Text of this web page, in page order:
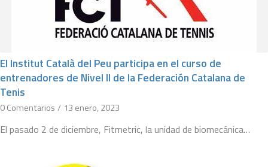
El Institut Català del Peu participa en el curso de
entrenadores de Nivel II de la Federación Catalana de
Tenis
0 Comentarios / 13 enero, 2023
El pasado 2 de diciembre, Fitmetric, la unidad de biomecánica…